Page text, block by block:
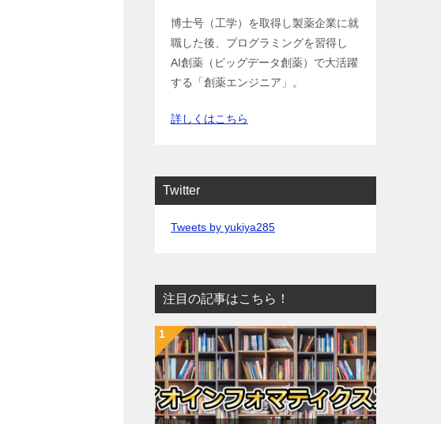
博士号（工学）を取得し製薬企業に就
職した後、プログラミングを習得し
AI創薬（ビッグデータ創薬）で大活躍
する「創薬エンジニア」。
詳しくはこちら
Twitter
Tweets by yukiya285
注目の記事はこちら！